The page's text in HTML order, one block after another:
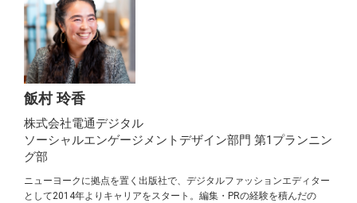
飯村 玲香
株式会社電通デジタル
ソーシャルエンゲージメントデザイン部門 第1プランニン
グ部
ニューヨークに拠点を置く出版社で、デジタルファッションエディター
として2014年よりキャリアをスタート。編集・PRの経験を積んだの